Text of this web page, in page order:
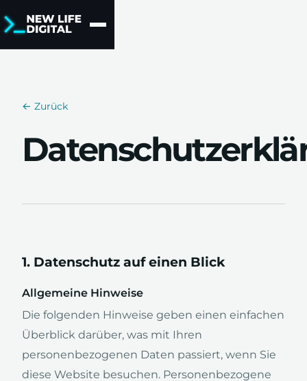
← Zurück
1. Datenschutz auf einen Blick
Allgemeine Hinweise
Die folgenden Hinweise geben einen einfachen
Überblick darüber, was mit Ihren
personenbezogenen Daten passiert, wenn Sie
diese Website besuchen. Personenbezogene